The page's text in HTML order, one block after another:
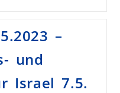
–
und
Israel 7.5.